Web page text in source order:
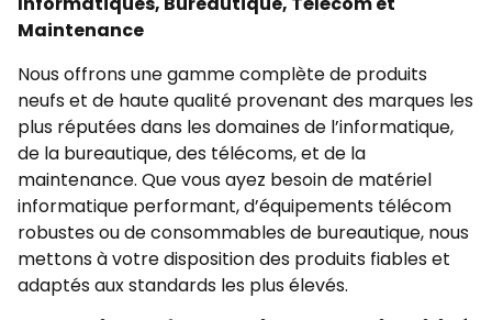
Maintenance
Nous offrons une gamme complète de produits
neufs et de haute qualité provenant des marques les
plus réputées dans les domaines de l’informatique,
de la bureautique, des télécoms, et de la
maintenance. Que vous ayez besoin de matériel
informatique performant, d’équipements télécom
robustes ou de consommables de bureautique, nous
mettons à votre disposition des produits fiables et
adaptés aux standards les plus élevés.